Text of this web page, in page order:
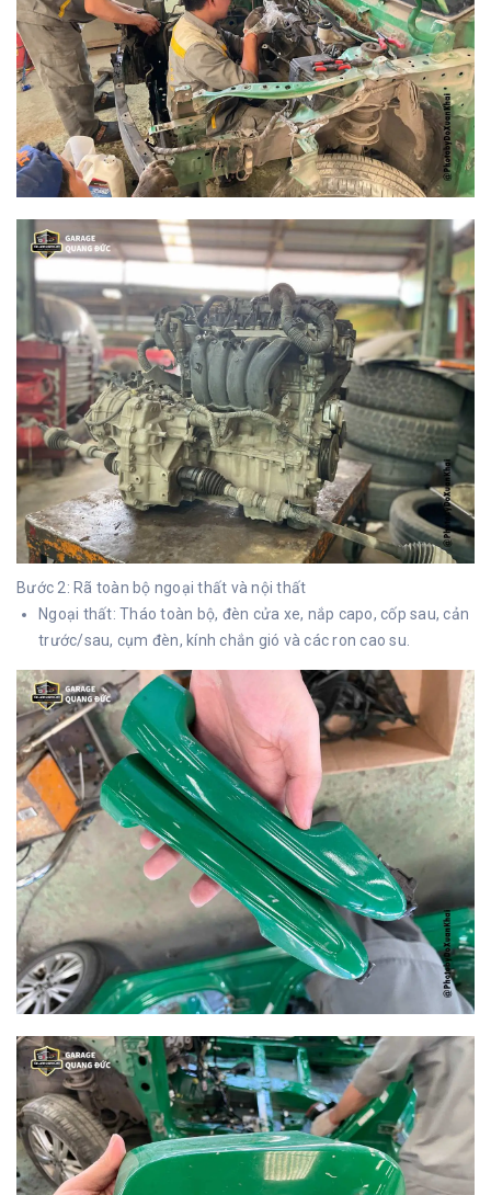
Bước 2: Rã toàn bộ ngoại thất và nội thất
Ngoại thất: Tháo toàn bộ, đèn cửa xe, nắp capo, cốp sau, cản
trước/sau, cụm đèn, kính chắn gió và các ron cao su.